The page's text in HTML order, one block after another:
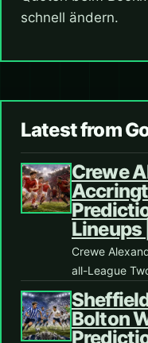
schnell ändern.
Latest from
Crewe
Lineups
Crewe
all-League
Bolton